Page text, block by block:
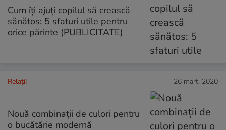
Cum îți ajuți copilul să crească
sănătos: 5 sfaturi utile pentru
orice părinte (PUBLICITATE)
Relații 26 mart. 2020
Nouă combinaţii de culori pentru
o bucătărie modernă